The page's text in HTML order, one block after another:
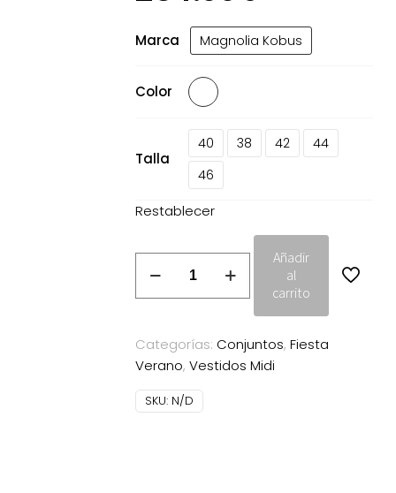
Marca Magnolia Kobus
Color
Talla
40 38 42
44
46
Restablecer
Vichada
Magnolia
crudo
cantidad
Añadir
al
carrito
Categorías: Conjuntos, Fiesta
Verano, Vestidos Midi
SKU: N/D